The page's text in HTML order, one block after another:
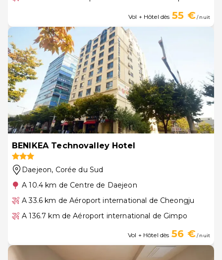
Vol + Hôtel dès 55 €/ nuit
BENIKEA Technovalley Hotel
Daejeon, Corée du Sud
A 10.4 km de Centre de Daejeon
A 33.6 km de Aéroport international de Cheongju
A 136.7 km de Aéroport international de Gimpo
Vol + Hôtel dès 56 €/ nuit